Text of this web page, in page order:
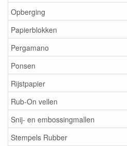
Opberging
Papierblokken
Pergamano
Ponsen
Rijstpapier
Rub-On vellen
Snij- en embossingmallen
Stempels Rubber